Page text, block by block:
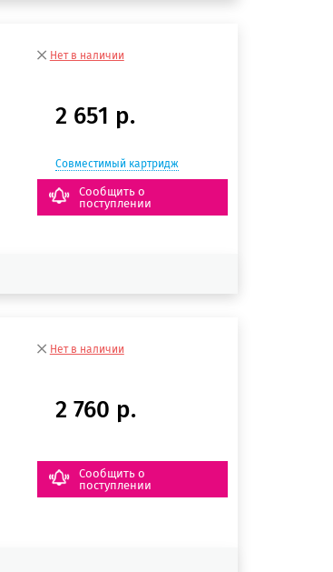
Нет в наличии
2 651 р.
Сообщить о
поступлении
Совместимый картридж
Нет в наличии
2 760 р.
Сообщить о
поступлении